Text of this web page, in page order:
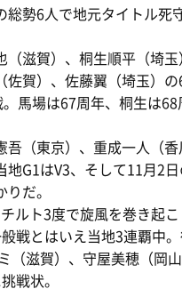
総勢6人で地元タイトル死
（滋賀）、桐生順平（埼玉
佐賀）、佐藤翼（埼玉）の
馬場は67周年、桐生は68
吾（東京）、重成一人（香
G1はV3、そして11月2日
だ。
ルト3度で旋風を巻き起
戦とはいえ当地3連覇中
（滋賀）、守屋美穂（岡山
戦状。